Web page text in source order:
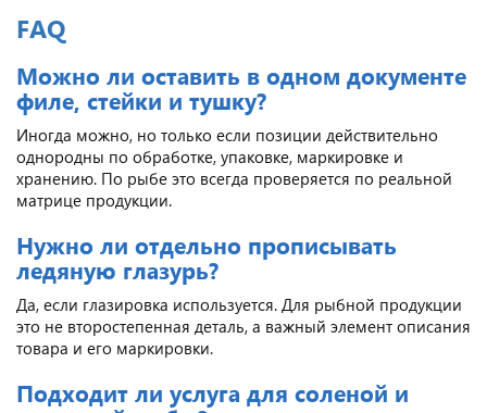
FAQ
Можно ли оставить в одном документе
филе, стейки и тушку?
Иногда можно, но только если позиции действительно
однородны по обработке, упаковке, маркировке и
хранению. По рыбе это всегда проверяется по реальной
матрице продукции.
Нужно ли отдельно прописывать
ледяную глазурь?
Да, если глазировка используется. Для рыбной продукции
это не второстепенная деталь, а важный элемент описания
товара и его маркировки.
Подходит ли услуга для соленой и